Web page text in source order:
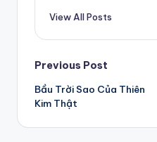
View All Posts
Post
navigation
Previous Post
Bầu Trời Sao Của Thiên
Kim Thật